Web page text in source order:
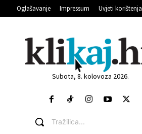
Oglašavanje Impressum Uvjeti korištenja
Subota, 8. kolovoza 2026.
Tražilica...